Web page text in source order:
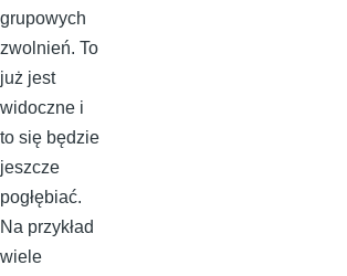
grupowych
zwolnień. To
już jest
widoczne i
to się będzie
jeszcze
pogłębiać.
Na przykład
wiele